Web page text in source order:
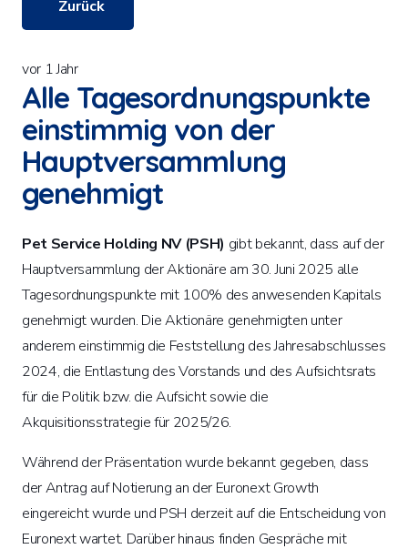
Zurück
vor 1 Jahr
Alle Tagesordnungspunkte
einstimmig von der
Hauptversammlung
genehmigt
Pet Service Holding NV (PSH) gibt bekannt, dass auf der
Hauptversammlung der Aktionäre am 30. Juni 2025 alle
Tagesordnungspunkte mit 100% des anwesenden Kapitals
genehmigt wurden. Die Aktionäre genehmigten unter
anderem einstimmig die Feststellung des Jahresabschlusses
2024, die Entlastung des Vorstands und des Aufsichtsrats
für die Politik bzw. die Aufsicht sowie die
Akquisitionsstrategie für 2025/26.
Während der Präsentation wurde bekannt gegeben, dass
der Antrag auf Notierung an der Euronext Growth
eingereicht wurde und PSH derzeit auf die Entscheidung von
Euronext wartet. Darüber hinaus finden Gespräche mit